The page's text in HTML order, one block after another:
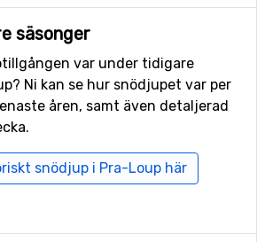
säsonger
var under tidigare
Ni kan se hur snödjupet var per
åren, samt även detaljerad
snödjup i Pra-Loup här